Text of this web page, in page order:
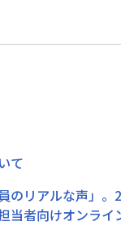
て
のリアルな声」
当者向けオンラ